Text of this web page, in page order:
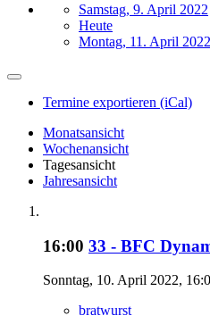
Samstag, 9. April 2022
Heute
Montag, 11. April 2022
Termine exportieren (iCal)
Monatsansicht
Wochenansicht
Tagesansicht
Jahresansicht
16:00 33 - BFC
Sonntag, 10. April 2022,
bratwurst